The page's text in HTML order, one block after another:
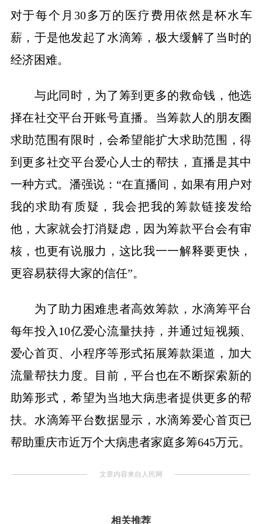
对于每个月30多万的医疗费用依然是杯水车
薪，于是他发起了水滴筹，极大缓解了当时的
经济困难。
与此同时，为了筹到更多的救命钱，他选
择在社交平台开账号直播。当筹款人的朋友圈
求助范围有限时，会希望能扩大求助范围，得
到更多社交平台爱心人士的帮扶，直播是其中
一种方式。潘强说：“在直播间，如果有用户对
我的求助有质疑，我会把我的筹款链接发给
他，大家就会打消疑虑，因为筹款平台会有审
核，也更有说服力，这比我一一解释要更快，
更容易获得大家的信任”。
为了助力困难患者高效筹款，水滴筹平台
每年投入10亿爱心流量扶持，并通过短视频、
爱心首页、小程序等形式拓展筹款渠道，加大
流量帮扶力度。目前，平台也在不断探索新的
助筹形式，希望为当地大病患者提供更多的帮
扶。水滴筹平台数据显示，水滴筹爱心首页已
帮助重庆市近万个大病患者家庭多筹645万元。
文章内容来自人民网
相关推荐